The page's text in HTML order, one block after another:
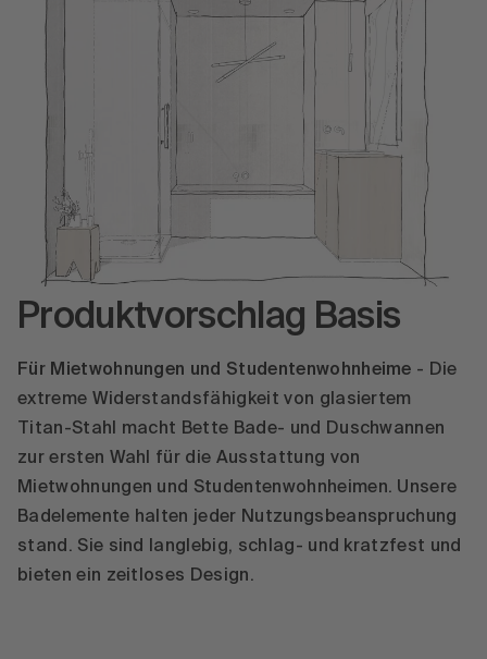
Produktvorschlag Basis
Für Mietwohnungen und Studentenwohnheime - Die
extreme Widerstandsfähigkeit von glasiertem
Titan-Stahl macht Bette Bade- und Duschwannen
zur ersten Wahl für die Ausstattung von
Mietwohnungen und Studentenwohnheimen. Unsere
Badelemente halten jeder Nutzungsbeanspruchung
stand. Sie sind langlebig, schlag- und kratzfest und
bieten ein zeitloses Design.